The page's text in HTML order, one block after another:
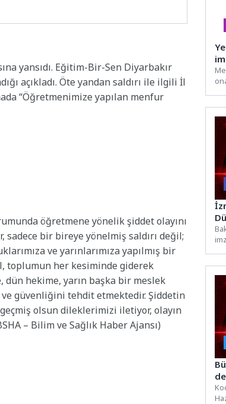
yansıdı. Eğitim-Bir-Sen Diyarbakır
açıkladı. Öte yandan saldırı ile ilgili İl
“Öğretmenimize yapılan menfur
öğretmene yönelik şiddet olayını
bir bireye yönelmiş saldırı değil;
ve yarınlarımıza yapılmış bir
toplumun her kesiminde giderek
hekime, yarın başka bir meslek
güvenliğini tehdit etmektedir. Şiddetin
olsun dileklerimizi iletiyor, olayın
– Bilim ve Sağlık Haber Ajansı)